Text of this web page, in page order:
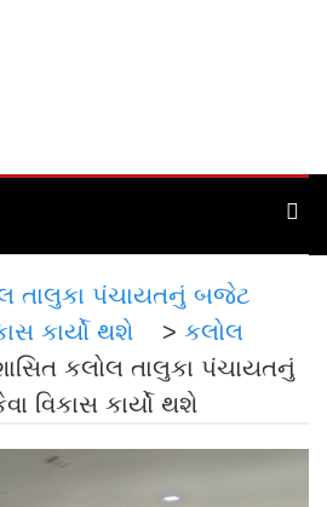
તાલુકા પંચાયતનું બજેટ
કાર્યો થશે
> કલોલ
કલોલ તાલુકા પંચાયતનું
વિકાસ કાર્યો થશે